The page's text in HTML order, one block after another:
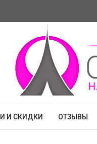
И СКИДКИ ОТЗЫВЫ